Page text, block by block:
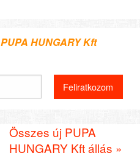
PUPA HUNGARY Kft
Összes új PUPA
HUNGARY Kft állás »